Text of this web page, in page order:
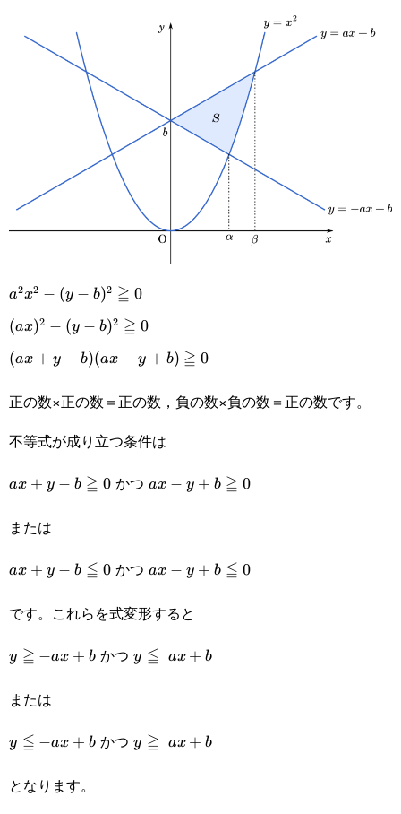
a^2x^2-(y-
b)^2\geqq0
a2x2 − (y − b)2 ≧ 0
(ax)^2-(y-
b)^2\geqq0
(ax)2 − (y − b)2 ≧ 0
(ax+y-b)
(ax + y − b)(ax − y + b) ≧ 0
正の数×正の数＝正の数，負の数×負の数＝正の数です。
不等式が成り立つ条件は
ax+y-
ax + y − b ≧ 0 かつ ax-
ax − y + b ≧ 0
または
ax+y-
ax + y − b ≦ 0 かつ ax-
ax − y + b ≦ 0
です。これらを式変形すると
y\geqq-
y ≧ −ax + b かつy\leqq ax+b
y ≦ ax + b
または
y\leqq-
y ≦ −ax + b かつy\geqq ax+b
y ≧ ax + b
となります。